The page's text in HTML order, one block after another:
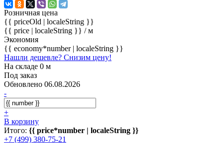
Розничная цена
{{ priceOld | localeString }}
{{ price | localeString }} / м
Экономия
{{ economy*number | localeString }}
Нашли дешевле? Снизим цену!
На складе 0 м
Под заказ
Обновлено 06.08.2026
-
+
В корзину
Итого: {{ price*number | localeString }}
+7 (499) 380-75-21